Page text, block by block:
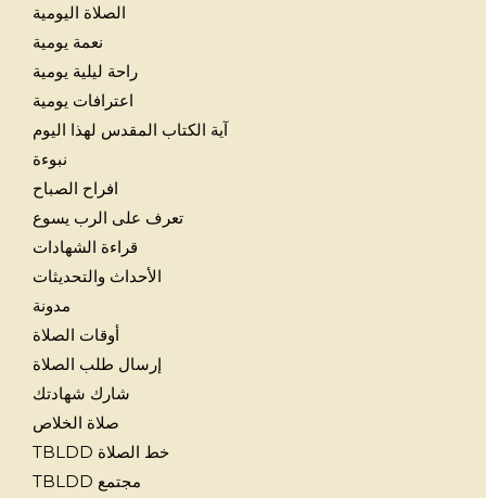
الصلاة اليومية
نعمة يومية
راحة ليلية يومية
اعترافات يومية
آية الكتاب المقدس لهذا اليوم
نبوءة
افراح الصباح
تعرف على الرب يسوع
قراءة الشهادات
الأحداث والتحديثات
مدونة
أوقات الصلاة
إرسال طلب الصلاة
شارك شهادتك
صلاة الخلاص
خط الصلاة TBLDD
مجتمع TBLDD